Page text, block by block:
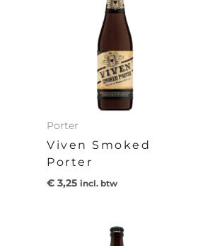
Porter
Viven Smoked
Porter
€ 3,25 incl. btw